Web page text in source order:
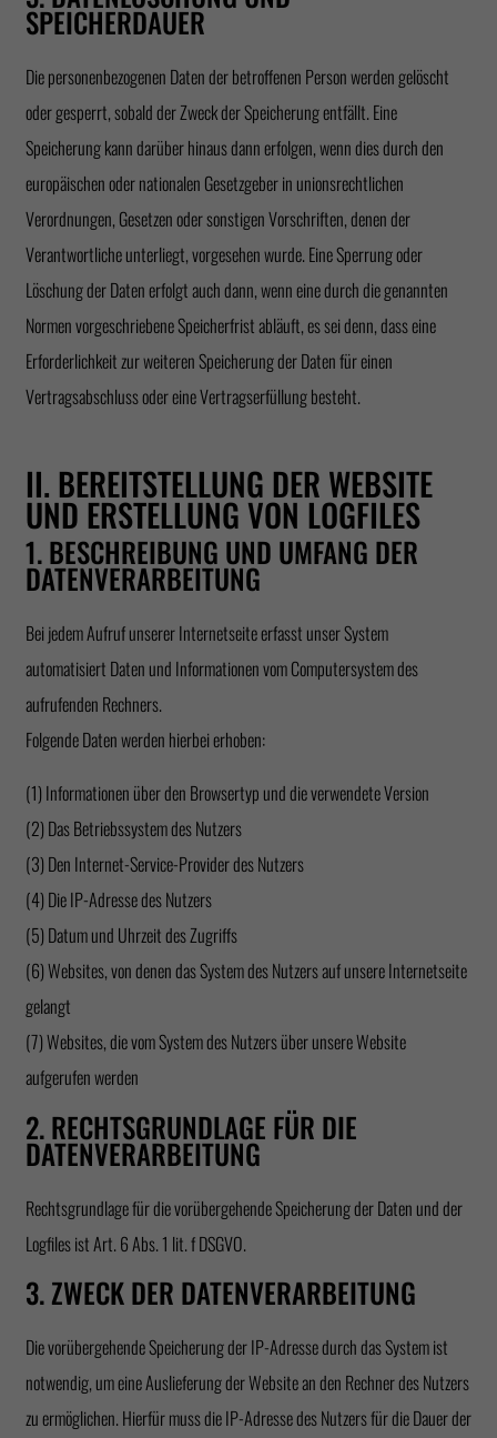
SPEICHERDAUER
Die personenbezogenen Daten der betroffenen Person werden gelöscht
oder gesperrt, sobald der Zweck der Speicherung entfällt. Eine
Speicherung kann darüber hinaus dann erfolgen, wenn dies durch den
europäischen oder nationalen Gesetzgeber in unionsrechtlichen
Verordnungen, Gesetzen oder sonstigen Vorschriften, denen der
Verantwortliche unterliegt, vorgesehen wurde. Eine Sperrung oder
Löschung der Daten erfolgt auch dann, wenn eine durch die genannten
Normen vorgeschriebene Speicherfrist abläuft, es sei denn, dass eine
Erforderlichkeit zur weiteren Speicherung der Daten für einen
Vertragsabschluss oder eine Vertragserfüllung besteht.
II. BEREITSTELLUNG DER WEBSITE
UND ERSTELLUNG VON LOGFILES
1. BESCHREIBUNG UND UMFANG DER
DATENVERARBEITUNG
Bei jedem Aufruf unserer Internetseite erfasst unser System
automatisiert Daten und Informationen vom Computersystem des
aufrufenden Rechners.
Folgende Daten werden hierbei erhoben:
(1) Informationen über den Browsertyp und die verwendete Version
(2) Das Betriebssystem des Nutzers
(3) Den Internet-Service-Provider des Nutzers
(4) Die IP-Adresse des Nutzers
(5) Datum und Uhrzeit des Zugriffs
(6) Websites, von denen das System des Nutzers auf unsere Internetseite
gelangt
(7) Websites, die vom System des Nutzers über unsere Website
aufgerufen werden
2. RECHTSGRUNDLAGE FÜR DIE
DATENVERARBEITUNG
Rechtsgrundlage für die vorübergehende Speicherung der Daten und der
Logfiles ist Art. 6 Abs. 1 lit. f DSGVO.
3. ZWECK DER DATENVERARBEITUNG
Die vorübergehende Speicherung der IP-Adresse durch das System ist
notwendig, um eine Auslieferung der Website an den Rechner des Nutzers
zu ermöglichen. Hierfür muss die IP-Adresse des Nutzers für die Dauer der